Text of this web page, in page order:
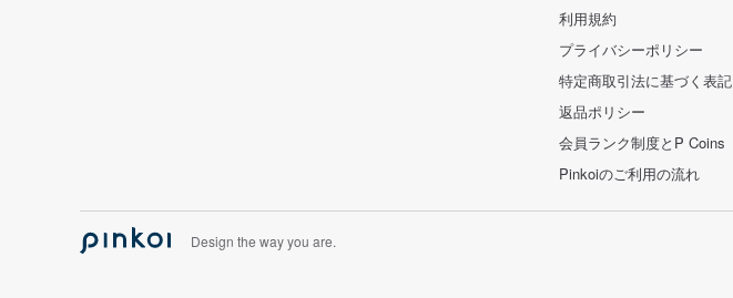
利用規約
プライバシーポリシー
特定商取引法に基づく表記
返品ポリシー
会員ランク制度とP Coins
Pinkoiのご利用の流れ
Design the way you are.